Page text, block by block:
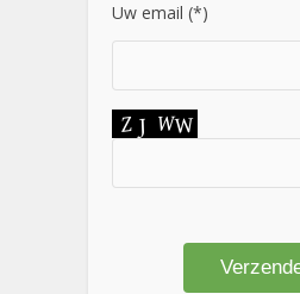
Uw email (*)